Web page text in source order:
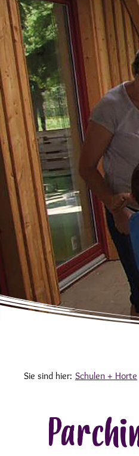
Sie sind hier: Schulen + Horte